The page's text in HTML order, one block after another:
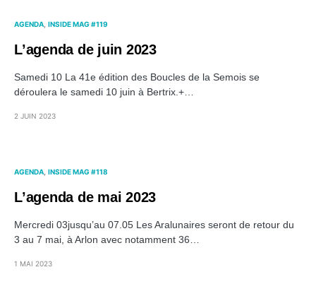
AGENDA INSIDE MAG #119
L’agenda de juin 2023
Samedi 10 La 41e édition des Boucles de la Semois se
déroulera le samedi 10 juin à Bertrix.+…
2 JUIN 2023
AGENDA INSIDE MAG #118
L’agenda de mai 2023
Mercredi 03jusqu’au 07.05 Les Aralunaires seront de retour du
3 au 7 mai, à Arlon avec notamment 36…
1 MAI 2023